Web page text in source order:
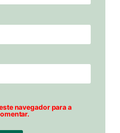
navegador para a